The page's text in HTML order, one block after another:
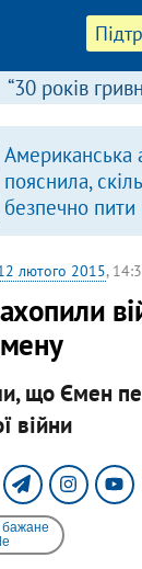
“30 років
Американська
пояснила,
безпечно
лютого 2015,
що Ємен
війни
бажане